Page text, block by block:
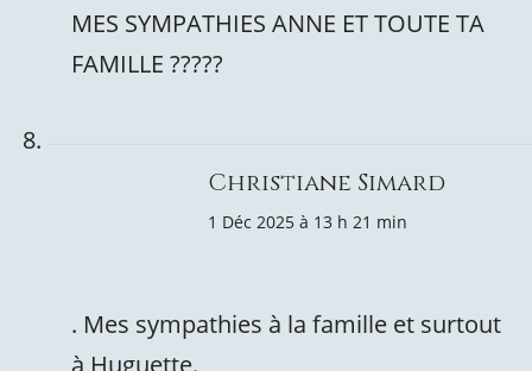
MES SYMPATHIES ANNE ET TOUTE TA
FAMILLE ?????
Christiane Simard
1 Déc 2025 à 13 h 21 min
. Mes sympathies à la famille et surtout
à Huguette.